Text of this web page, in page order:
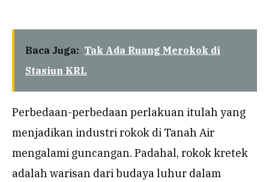
Baca Juga: Tak Ada Ruang Merokok di
Stasiun KRL
Perbedaan-perbedaan perlakuan itulah yang
menjadikan industri rokok di Tanah Air
mengalami guncangan. Padahal, rokok kretek
adalah warisan dari budaya luhur dalam